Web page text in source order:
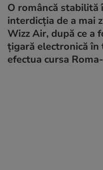
O româncă
interdicția de a mai
Wizz Air, după ce a
țigară electronică în
efectua cursa